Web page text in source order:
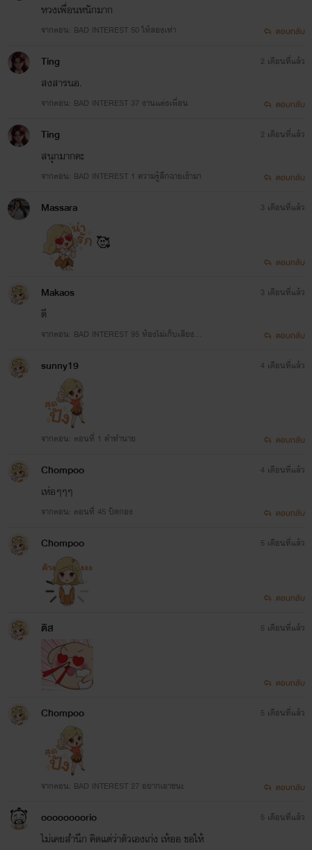
หวงเพื่อนหนักมาก
จากตอน: BAD INTEREST 50 ให้สองเท่า ตอบกลับ
Ting
สงสารนอ.
จากตอน: BAD INTEREST 37 งานแต่งเพื่อน
2 เดือนที่แล้ว
ตอบกลับ
Ting
สนุกมากคะ
จากตอน: BAD INTEREST 1 ความรู้สึกฉายเข้ามา
2 เดือนที่แล้ว
ตอบกลับ
Massara
🥰
3 เดือนที่แล้ว
ตอบกลับ
Makaos
ดี
จากตอน: BAD INTEREST 95 ห้องไม่เก็บเสียง...
3 เดือนที่แล้ว
ตอบกลับ
sunny19
จากตอน: ตอนที่ 1 คำทำนาย
4 เดือนที่แล้ว
ตอบกลับ
Chompoo
เห่อๆๆๆ
จากตอน: ตอนที่ 45 ปิดกอง
4 เดือนที่แล้ว
ตอบกลับ
Chompoo 5 เดือนที่แล้ว
ตอบกลับ
ติส 5 เดือนที่แล้ว
ตอบกลับ
Chompoo
จากตอน: BAD INTEREST 27 อยากเอาชนะ
5 เดือนที่แล้ว
ตอบกลับ
oooooooorio
ไม่เคยสำนึก คิดแต่ว่าตัวเองเก่ง เห้ออ ขอให้
5 เดือนที่แล้ว